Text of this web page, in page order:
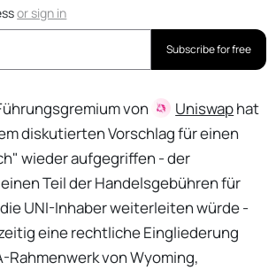
orsign in
Subscribe for free
von Uniswaphat
diskutierten Vorschlag für einen
wieder aufgegriffen - der
Teil der Handelsgebühren für
UNI-Inhaber weiterleiten würde -
eine rechtliche Eingliederung
Rahmenwerk von Wyoming,